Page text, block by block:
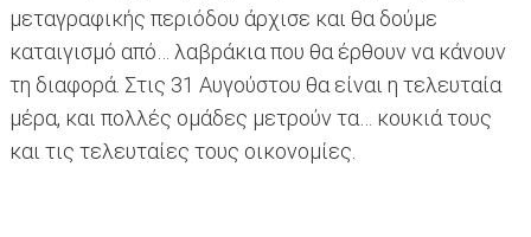
μεταγραφικής περιόδου άρχισε και θα δούμε
καταιγισμό από… λαβράκια που θα έρθουν να κάνουν
τη διαφορά. Στις 31 Αυγούστου θα είναι η τελευταία
μέρα, και πολλές ομάδες μετρούν τα… κουκιά τους
και τις τελευταίες τους οικονομίες.